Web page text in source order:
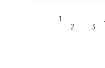
solidarité. Sur les
1
2
3